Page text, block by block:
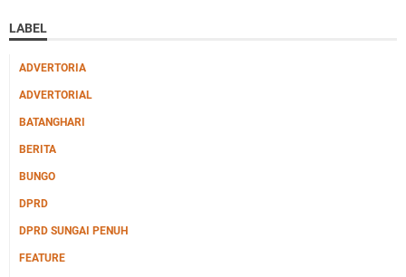
LABEL
ADVERTORIA
ADVERTORIAL
BATANGHARI
BERITA
BUNGO
DPRD
DPRD SUNGAI PENUH
FEATURE